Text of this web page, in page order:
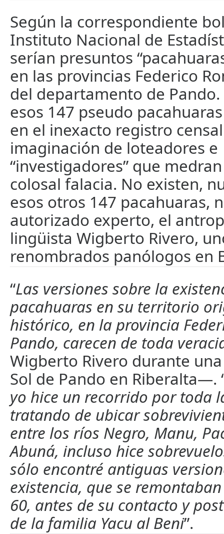
Según la correspondiente
Instituto Nacional de
serían presuntos
en las provincias Federico
del departamento de
esos 147 pseudo
en el inexacto registro
imaginación de loteadores e
“investigadores” que
colosal falacia. No existen,
esos otros 147 pacahuaras,
autorizado experto, el
lingüista Wigberto Rivero,
renombrados panólogos en
“Las versiones sobre la
pacahuaras en su territorio
histórico, en la provincia
Pando, carecen de toda
Wigberto Rivero durante
Sol de Pando en Riberalta—.
yo hice un recorrido por toda
tratando de ubicar
entre los ríos Negro, Manu,
Abuná, incluso hice
sólo encontré antiguas
existencia, que se
60, antes de su contacto y
de la familia Yacu al Beni”.